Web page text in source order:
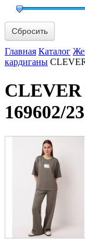
Сбросить
Главная Каталог
кардиганы
169602/